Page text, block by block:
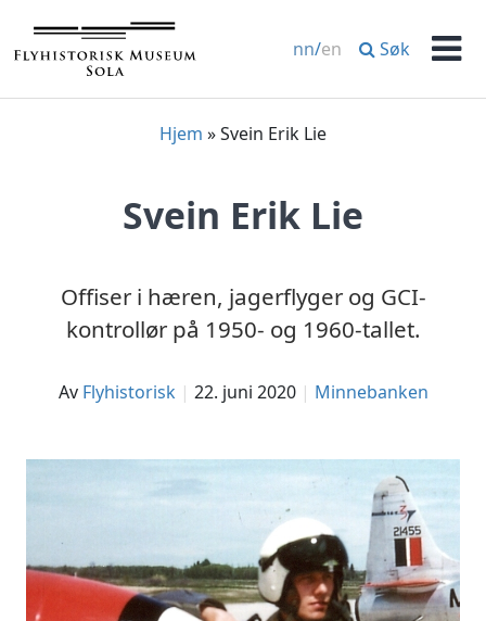
nn/en Søk
Hjem »Svein Erik Lie
Svein Erik Lie
Offiser i hæren, jagerflyger og GCI-
kontrollør på 1950- og 1960-tallet.
av Flyhistorisk 22. juni 2020 Minnebanken